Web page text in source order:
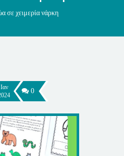
σε χειμερία νάρκη
Ιαν
0